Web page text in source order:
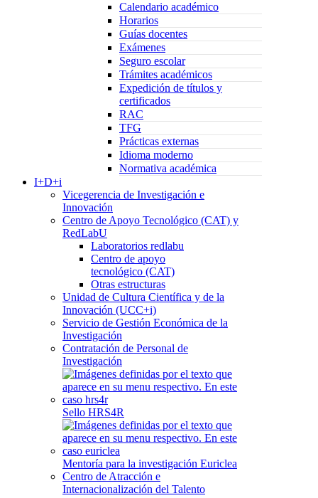
Calendario académico
Horarios
Guías docentes
Exámenes
Seguro escolar
Trámites académicos
Expedición de títulos y
certificados
RAC
TFG
Prácticas externas
Idioma moderno
Normativa académica
I+D+i
Vicegerencia de Investigación e
Innovación
Centro de Apoyo Tecnológico (CAT) y
RedLabU
Laboratorios redlabu
Centro de apoyo
tecnológico (CAT)
Otras estructuras
Unidad de Cultura Científica y de la
Innovación (UCC+i)
Servicio de Gestión Económica de la
Investigación
Contratación de Personal de
Investigación
Sello HRS4R
Mentoría para la investigación Euriclea
Centro de Atracción e
Internacionalización del Talento